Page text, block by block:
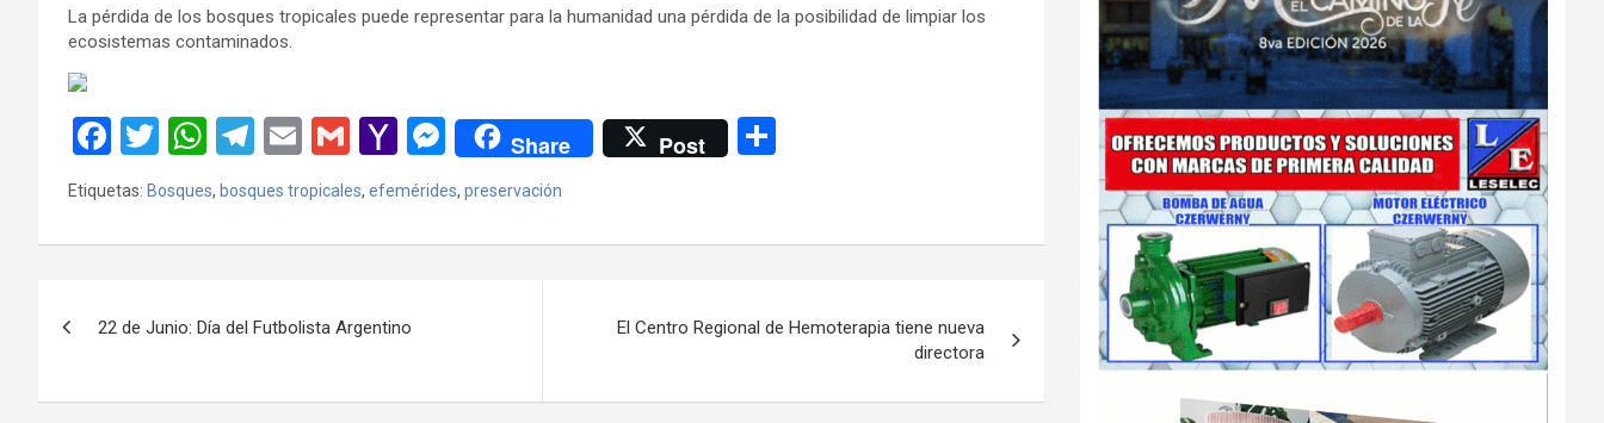
La pérdida de los bosques tropicales puede representar para la humanidad una pérdida de la posibilidad de limpiar los
ecosistemas contaminados.
F
a
ce
b
o
T
tt
er
W
h
at
s
p
T
e
gr
m
E
m
ail
G
m
ail
Y
a
h
o
M
M
se
n
Share Post
p
tir
Etiquetas: Bosques, bosques tropicales, efemérides, preservación
entradas
22 de Junio: Día del Futbolista Argentino
El Centro Regional de Hemoterapia tiene nueva
directora